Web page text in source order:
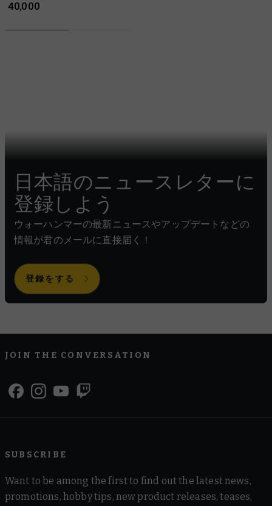
40,000
日本語のニュースレターに
登録しよう
ウォーハンマーの最新ニュースやアップデートなどの
情報が君のメールに直接届く！
登録をする
JOIN THE CONVERSATION
SUBSCRIBE
Want to be among the first to find out the latest news,
promotions, hobby tips, new product releases, teases,